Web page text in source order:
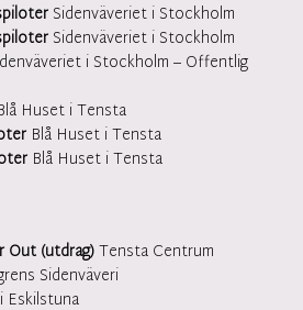
Sidenväveriet i Stockholm
Sidenväveriet i Stockholm
i Stockholm – Offentlig
Huset i Tensta
Blå Huset i Tensta
Blå Huset i Tensta
Out (utdrag)Tensta Centrum
Sidenväveri